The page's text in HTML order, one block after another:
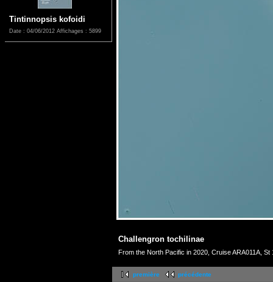
Tintinnopsis kofoidi
Date : 04/06/2012 Affichages : 5899
Challengron tochilinae
From the North Pacific in 2020, Cruise ARA011A, St
première précédente